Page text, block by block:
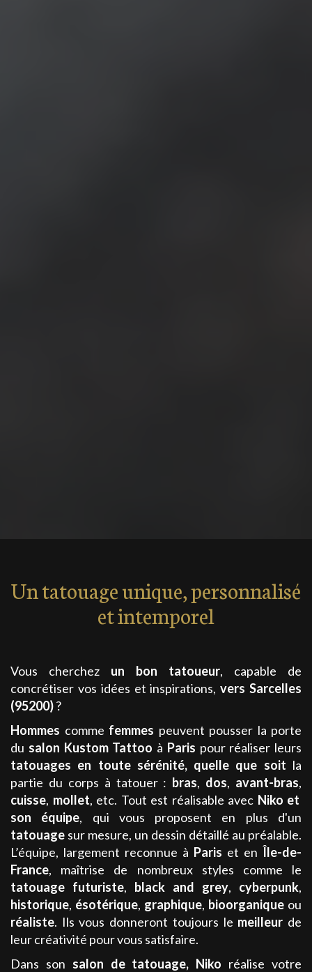
Un tatouage unique, personnalisé
et intemporel
Vous cherchez un bon tatoueur, capable de
concrétiser vos idées et inspirations,vers Sarcelles
(95200)?
Hommes comme femmes peuvent pousser la porte
du salon Kustom Tattoo à Paris pour réaliser leurs
tatouages en toute sérénité, quelle que soit la
partie du corps à tatouer : bras, dos, avant-bras,
cuisse, mollet, etc. Tout est réalisable avec Niko et
son équipe, qui vous proposent en plus d'un
tatouage sur mesure, un dessin détaillé au préalable.
L’équipe, largement reconnue à Paris et en Île-de-
France, maîtrise de nombreux styles comme le
tatouage futuriste, black and grey, cyberpunk,
historique, ésotérique, graphique, bioorganique ou
réaliste. Ils vous donneront toujours le meilleur de
leur créativité pour vous satisfaire.
Dans son salon de tatouage, Niko réalise votre